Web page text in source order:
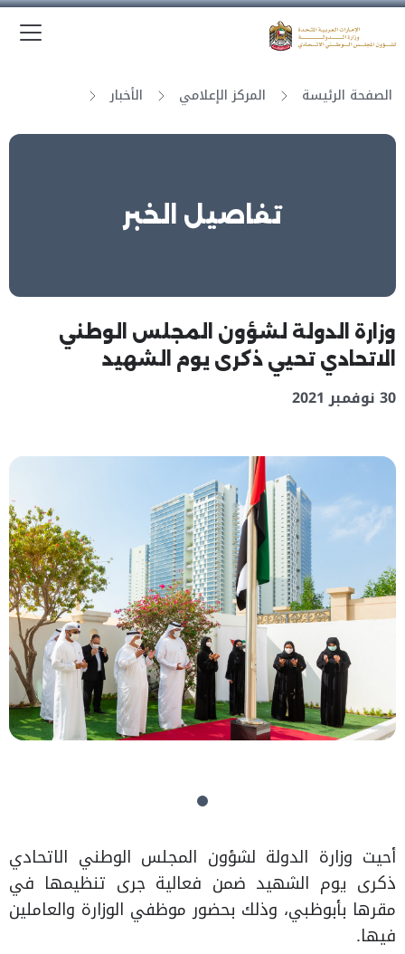
الصفحة الرئيسة المركز الإعلامي الأخبار
تفاصيل الخبر
وزارة الدولة لشؤون المجلس الوطني
الاتحادي تحيي ذكرى يوم الشهيد
30 نوفمبر 2021
أحيت وزارة الدولة لشؤون المجلس الوطني الاتحادي
ذكرى يوم الشهيد ضمن فعالية جرى تنظيمها في
مقرها بأبوظبي، وذلك بحضور موظفي الوزارة والعاملين
فيها.